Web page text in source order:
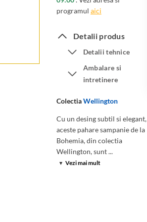
programul aici
Detalii produs
Detalii tehnice
Ambalare si
intretinere
ColectiaWellington
Cu un desing subtil si elegant,
aceste pahare sampanie de la
Bohemia, din colectia
Wellington, sunt ...
▾ Vezi mai mult